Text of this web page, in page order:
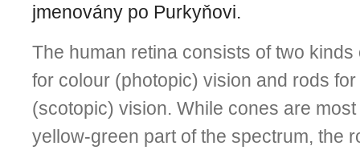
jmenovány po Purkyňovi.
The human retina consists of two
for colour (photopic) vi­sion and rods
(scotopic) vi­sion. While cones are
yellow-green part of the spectrum, the